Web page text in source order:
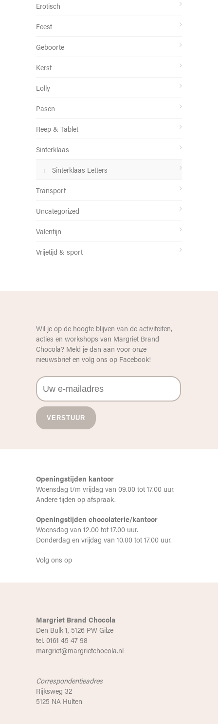
Erotisch
Feest
Geboorte
Kerst
Lolly
Pasen
Reep & Tablet
Sinterklaas
Sinterklaas Letters
Transport
Uncategorized
Valentijn
Vrijetijd & sport
Wil je op de hoogte blijven van de activiteiten,
acties en workshops van Margriet Brand
Chocola? Meld je dan aan voor onze
nieuwsbrief en volg ons op Facebook!
Openingstijden kantoor
Woensdag t/m vrijdag van 09.00 tot 17.00 uur.
Andere tijden op afspraak.
Openingstijden chocolaterie/kantoor
Woensdag van 12.00 tot 17.00 uur.
Donderdag en vrijdag van 10.00 tot 17.00 uur.
Volg ons op
Margriet Brand Chocola
Den Bulk 1, 5126 PW Gilze
tel. 0161 45 47 98
margriet@margrietchocola.nl
Correspondentieadres
Rijksweg 32
5125 NA Hulten